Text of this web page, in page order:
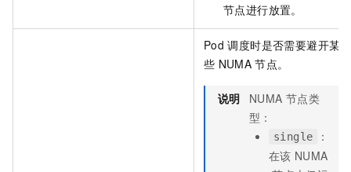
节点进行放置。
Pod 调度时是否需要避开某
些 NUMA 节点。
说明 NUMA 节点类
型：
single
：
在该 NUMA